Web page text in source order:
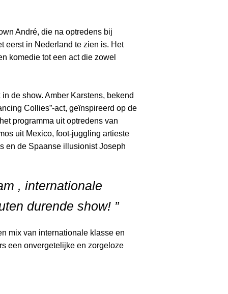
André, die na optredens bij
eerst in Nederland te zien is. Het
komedie tot een act die zowel
de show. Amber Karstens, bekend
Collies”-act, geïnspireerd op de
programma uit optredens van
uit Mexico, foot-juggling artieste
en de Spaanse illusionist Joseph
, internationale
durende show! ”
mix van internationale klasse en
een onvergetelijke en zorgeloze